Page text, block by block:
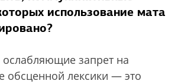
использование мата
ослабляющие запрет на
обсценной лексики — это